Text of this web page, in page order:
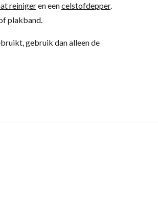
reinigeren eencelstofdepper.
plakband.
gebruik dan alleen de